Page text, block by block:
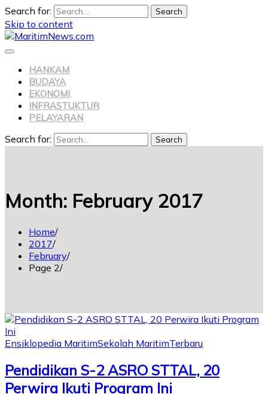
Search for:
Skip to content
HANKAM
BUDAYA
EKONOMI
INFRASTUKTUR
PELAYARAN
Search for: Search
Month: February 2017
Home
2017
February
Page 2
Ensiklopedia MaritimSekolah MaritimTerbaru
Pendidikan S-2 ASRO STTAL, 20
Perwira Ikuti Program Ini